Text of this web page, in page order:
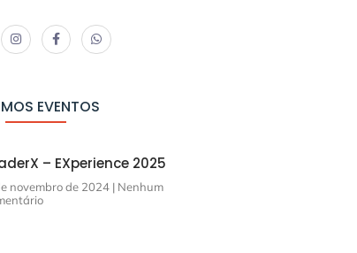
EVENTOS
– EXperience 2025
novembro de 2024 Nenhum